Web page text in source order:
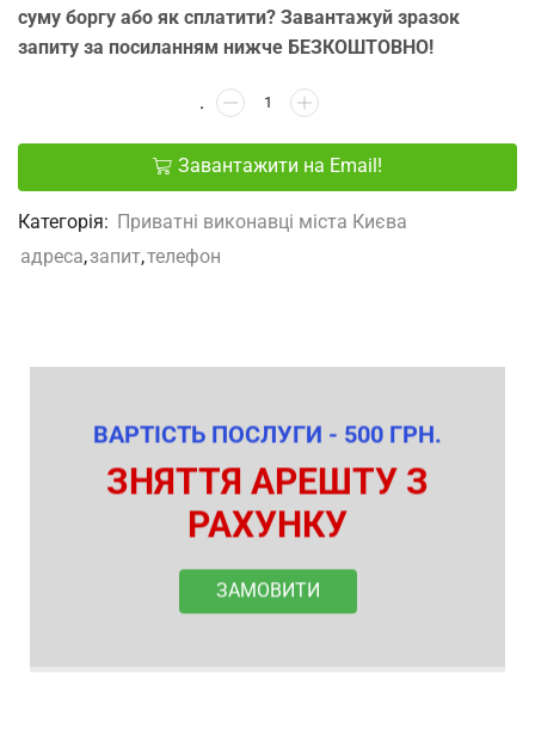
суму боргу або як сплатити? Завантажуй зразок
запиту за посиланням нижче БЕЗКОШТОВНО!
Завантажити на Email!
Категорія: Приватні виконавці міста Києва
адреса,запит,телефон
ВАРТІСТЬ ПОСЛУГИ - 500 ГРН.
ЗНЯТТЯ АРЕШТУ З
РАХУНКУ
ЗАМОВИТИ